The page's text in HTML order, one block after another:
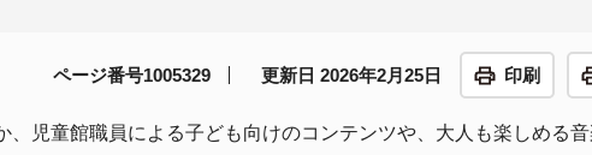
ページ番号1005329 更新日 2026年2月25日 印刷
、児童館職員による子ども向けのコンテンツや、大人も楽しめる